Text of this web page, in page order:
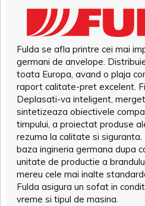
Fulda se afla printre cei mai
germani de anvelope.
toata Europa, avand o plaja
raport calitate-pret excelent.
Deplasati-va inteligent,
sintetizeaza obiectivele
timpului, a proiectat produse
rezuma la calitate si
baza ingineria germana dupa
unitate de productie a
mereu cele mai inalte
Fulda asigura un sofat in
vreme si tipul de masina.